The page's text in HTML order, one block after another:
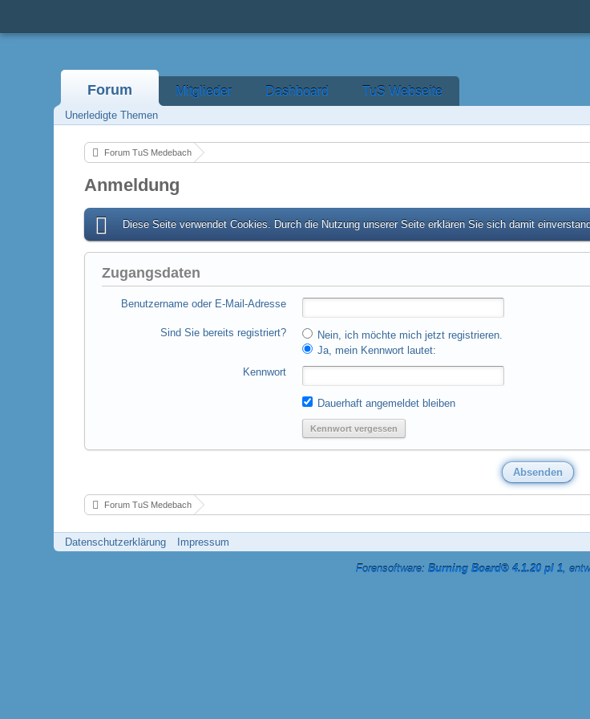
Forum Mitglieder Dashboard TuS Webseite
Unerledigte Themen
Forum TuS Medebach
Anmeldung
Diese Seite verwendet Cookies. Durch die Nutzung unserer Seite erklären Sie sich damit
Zugangsdaten
Benutzername oder E-Mail-Adresse
Sind Sie bereits registriert?
Nein, ich möchte mich jetzt registrieren.
Ja, mein Kennwort lautet:
Kennwort
Dauerhaft angemeldet bleiben
Kennwort vergessen
Forum TuS Medebach
Datenschutzerklärung Impressum
Forensoftware: Burning Board® 4.1.20 pl 1,